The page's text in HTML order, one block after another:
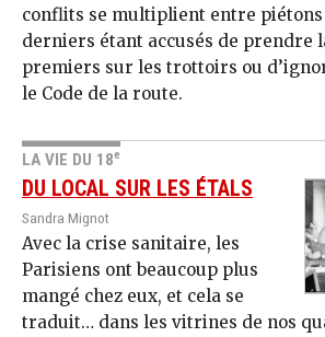
conflits se multiplient entre piétons
derniers étant accusés de prendre
premiers sur les trottoirs ou
le Code de la route.
LA VIE DU 18e
DU LOCAL SUR LES ÉTALS
Sandra Mignot
Avec la crise sanitaire, les
Parisiens ont beaucoup plus
mangé chez eux, et cela se
traduit… dans les vitrines de nos